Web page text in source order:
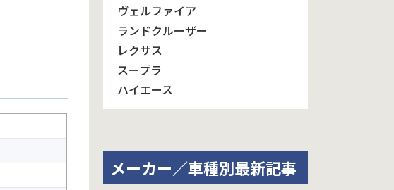
ヴェルファイア
ランドクルーザー
レクサス
スープラ
ハイエース
メーカー／車種別最新記事